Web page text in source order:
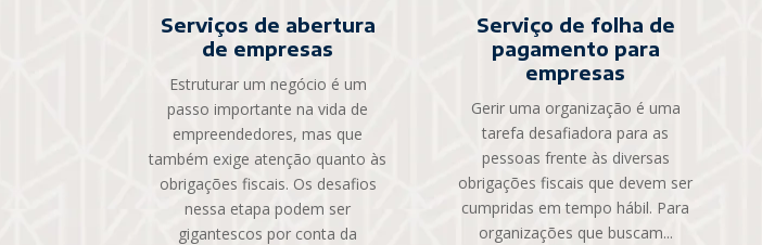
Serviços de abertura
de empresas
Estruturar um negócio é um
passo importante na vida de
empreendedores, mas que
também exige atenção quanto às
obrigações fiscais. Os desafios
nessa etapa podem ser
gigantescos por conta da
Serviço de folha de
pagamento para
empresas
Gerir uma organização é uma
tarefa desafiadora para as
pessoas frente às diversas
obrigações fiscais que devem ser
cumpridas em tempo hábil. Para
organizações que buscam...